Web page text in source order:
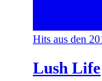
Hits aus den
Lush Life